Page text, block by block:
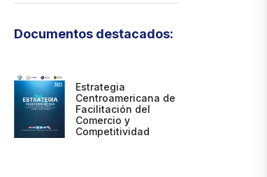
Documentos destacados:
Estrategia
Centroamericana de
Facilitación del
Comercio y
Competitividad